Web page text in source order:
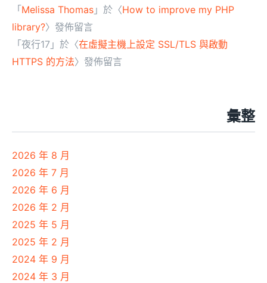
「 Melissa Thomas 」於〈How to improve my PHP
library?〉發佈留言
「 夜行17 」於〈在虛擬主機上設定 SSL/TLS 與啟動
HTTPS 的方法〉發佈留言
彙整
2026 年 8 月
2026 年 7 月
2026 年 6 月
2026 年 2 月
2025 年 5 月
2025 年 2 月
2024 年 9 月
2024 年 3 月